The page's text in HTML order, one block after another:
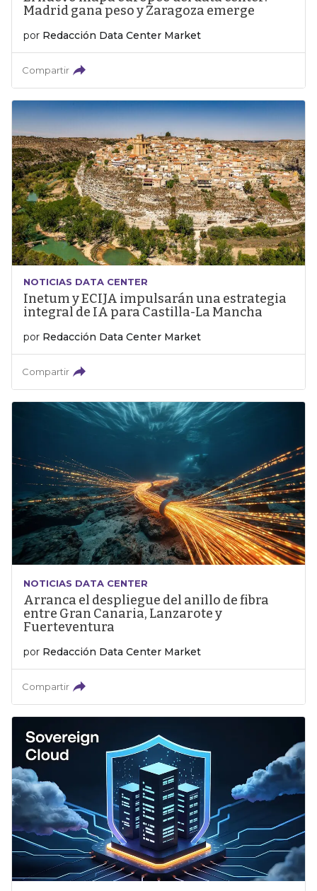
Madrid gana peso y Zaragoza emerge
por Redacción Data Center Market
Compartir
NOTICIAS DATA CENTER
Inetum y ECIJA impulsarán una estrategia
integral de IA para Castilla-La Mancha
por Redacción Data Center Market
Compartir
NOTICIAS DATA CENTER
Arranca el despliegue del anillo de fibra
entre Gran Canaria, Lanzarote y
Fuerteventura
por Redacción Data Center Market
Compartir